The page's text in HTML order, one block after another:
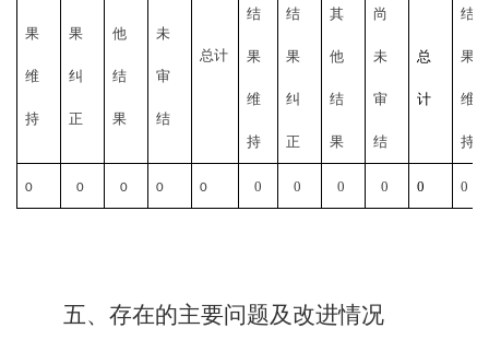
果
维
持
果
纠
正
他
结
果
未
审
结
总计
结
果
维
持
结
果
纠
正
其
他
结
果
尚
未
审
结
总
计
结
果
维
持
0 0 0 0 0 0 0 0 0 0 0
五、存在的主要问题及改进情况